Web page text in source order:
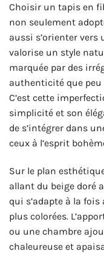
Choisir un tapis en
non seulement
aussi s’orienter vers
valorise un style
marquée par des
authenticité que peu
C’est cette
simplicité et son
de s’intégrer dans
ceux à l’esprit
Sur le plan
allant du beige doré
qui s’adapte à la
plus colorées.
ou une chambre
chaleureuse et